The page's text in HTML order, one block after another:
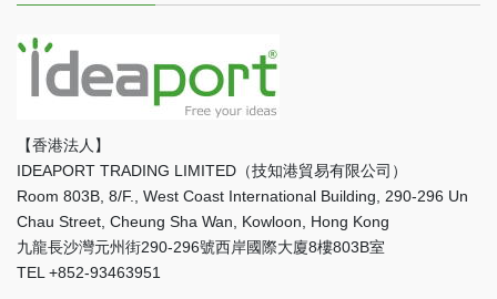
【香港法人】
IDEAPORT TRADING LIMITED（技知港貿易有限公司）
Room 803B, 8/F., West Coast International Building, 290-296 Un
Chau Street, Cheung Sha Wan, Kowloon, Hong Kong
九龍長沙灣元州街290-296號西岸國際大廈8樓803B室
TEL +852-93463951